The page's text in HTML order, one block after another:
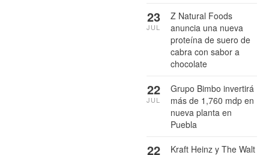
Z Natural Foods
anuncia una nueva
proteína de suero de
cabra con sabor a
chocolate
23
JUL
Grupo Bimbo invertirá
más de 1,760 mdp en
nueva planta en
Puebla
22
JUL
Kraft Heinz y The Walt
22